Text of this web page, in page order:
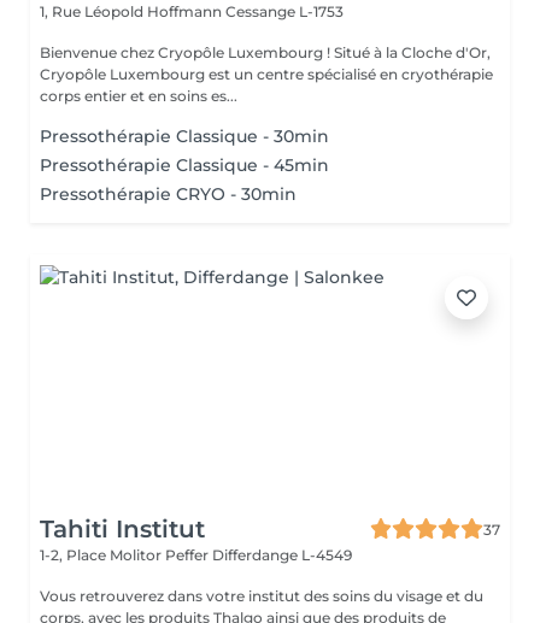
1, Rue Léopold Hoffmann Cessange L-1753
Bienvenue chez Cryopôle Luxembourg ! Situé à la Cloche d'Or,
Cryopôle Luxembourg est un centre spécialisé en cryothérapie
corps entier et en soins es...
Pressothérapie Classique - 30min
Pressothérapie Classique - 45min
Pressothérapie CRYO - 30min
Tahiti Institut
37
1-2, Place Molitor Peffer Differdange L-4549
Vous retrouverez dans votre institut des soins du visage et du
corps, avec les produits Thalgo ainsi que des produits de